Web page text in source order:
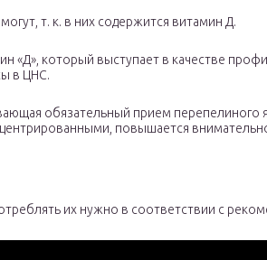
т. к. в них содержится витамин Д.
который выступает в качестве
в ЦНС.
обязательный прием перепелиного
повышается
их нужно в соответствии с